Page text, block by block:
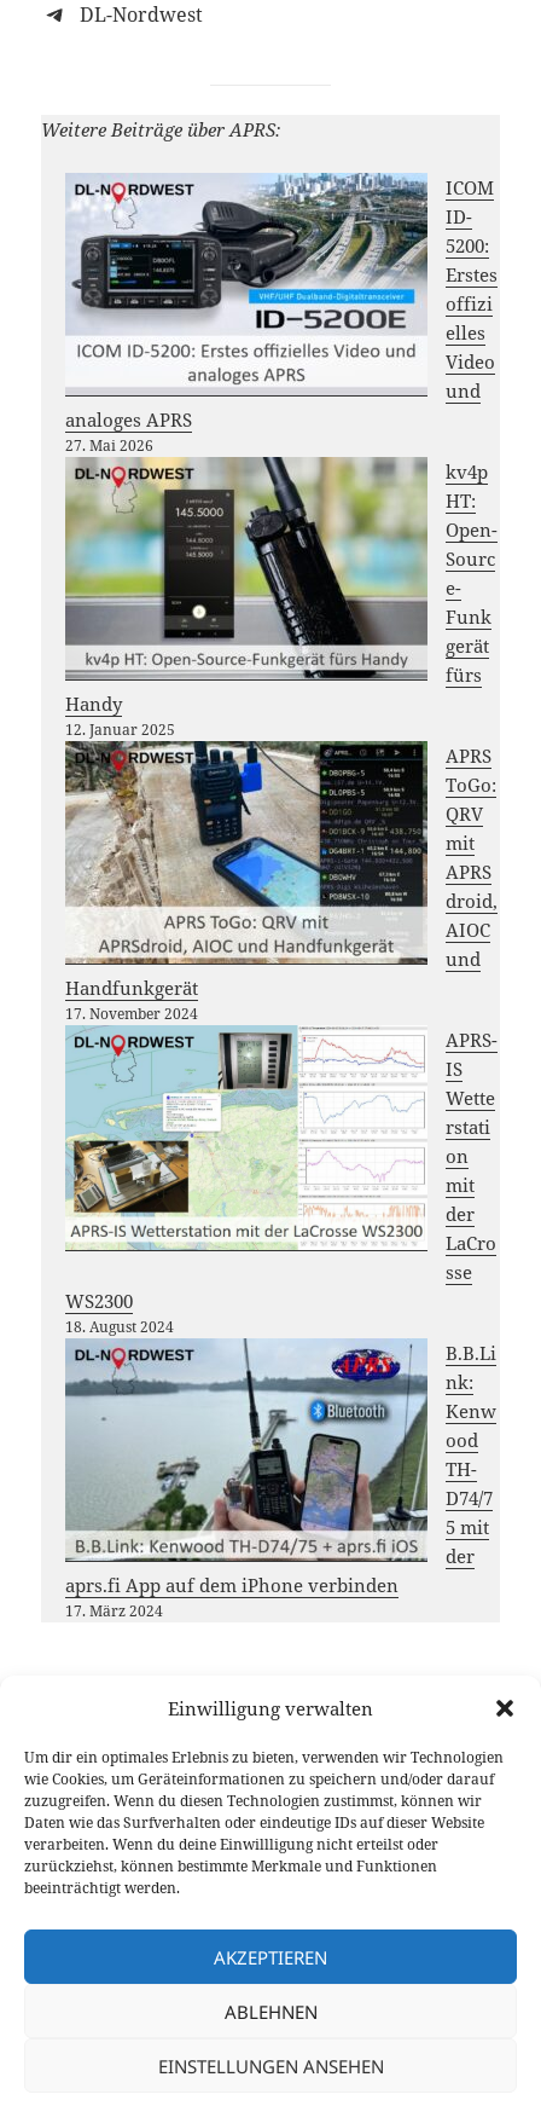
Einwilligung verwalten
Um dir ein optimales Erlebnis zu bieten, verwenden wir Technologien
wie Cookies, um Geräteinformationen zu speichern und/oder darauf
zuzugreifen. Wenn du diesen Technologien zustimmst, können wir
Daten wie das Surfverhalten oder eindeutige IDs auf dieser Website
verarbeiten. Wenn du deine Einwillligung nicht erteilst oder
zurückziehst, können bestimmte Merkmale und Funktionen
beeinträchtigt werden.
AKZEPTIEREN
ABLEHNEN
EINSTELLUNGEN ANSEHEN
DL-Nordwest
Weitere Beiträge über APRS:
ICOM
ID-
5200:
Erstes
offizi
elles
Video
und
analoges APRS
27. Mai 2026
kv4p
HT:
Open-
Sourc
e-
Funk
gerät
fürs
Handy
12. Januar 2025
APRS
ToGo:
QRV
mit
APRS
droid,
AIOC
und
Handfunkgerät
17. November 2024
APRS-
IS
Wette
rstati
on
mit
der
LaCro
sse
WS2300
18. August 2024
B.B.Li
nk:
Kenw
ood
TH-
D74/7
5 mit
der
aprs.fi App auf dem iPhone verbinden
17. März 2024
Möchtest du das DL-Nordwest
Projekt unterstützen?
Dann freuen wir uns über deinen Gastbeitrag, das
Teilen unserer Inhalte oder eine (kleine) Spende
Vielen Dank für deine Unterstützung!
Veröffentlicht
18. August 2024 Autor
Stephan 9V1LH Kategorien
2024,APRS,Beiträge,
Schlagwörter
DireWolf, LaCrosse